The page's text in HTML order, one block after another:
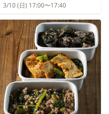
3/10 (日) 17:00〜17:40